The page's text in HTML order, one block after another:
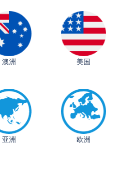
澳洲 美国
亚洲 欧洲